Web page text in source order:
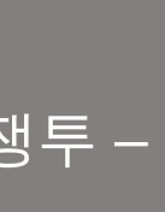
투 –